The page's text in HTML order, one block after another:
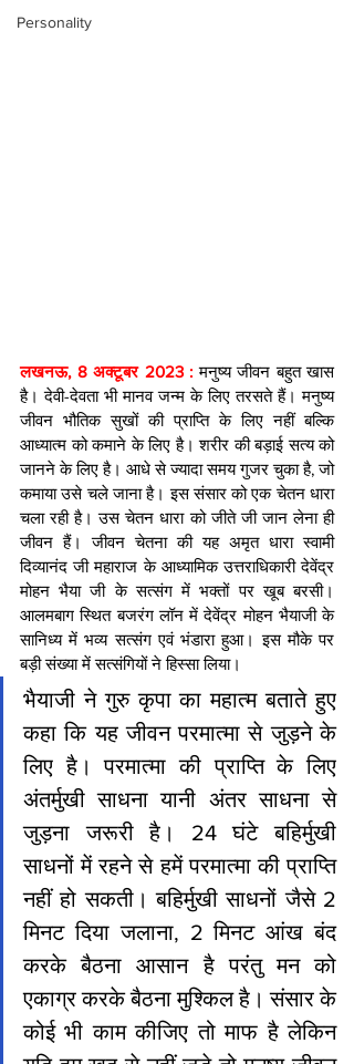
Personality
लखनऊ, 8 अक्टूबर 2023 : मनुष्य जीवन बहुत खास
है। देवी-देवता भी मानव जन्म के लिए तरसते हैं। मनुष्य
जीवन भौतिक सुखों की प्राप्ति के लिए नहीं बल्कि
आध्यात्म को कमाने के लिए है। शरीर की बड़ाई सत्य को
जानने के लिए है। आधे से ज्यादा समय गुजर चुका है, जो
कमाया उसे चले जाना है। इस संसार को एक चेतन धारा
चला रही है। उस चेतन धारा को जीते जी जान लेना ही
जीवन हैं। जीवन चेतना की यह अमृत धारा स्वामी
दिव्यानंद जी महाराज के आध्यामिक उत्तराधिकारी देवेंद्र
मोहन भैया जी के सत्संग में भक्तों पर खूब बरसी।
आलमबाग स्थित बजरंग लॉन में देवेंद्र मोहन भैयाजी के
सानिध्य में भव्य सत्संग एवं भंडारा हुआ। इस मौके पर
बड़ी संख्या में सत्संगियों ने हिस्सा लिया।
भैयाजी ने गुरु कृपा का महात्म बताते हुए
कहा कि यह जीवन परमात्मा से जुड़ने के
लिए है। परमात्मा की प्राप्ति के लिए
अंतर्मुखी साधना यानी अंतर साधना से
जुड़ना जरूरी है। 24 घंटे बहिर्मुखी
साधनों में रहने से हमें परमात्मा की प्राप्ति
नहीं हो सकती। बहिर्मुखी साधनों जैसे 2
मिनट दिया जलाना, 2 मिनट आंख बंद
करके बैठना आसान है परंतु मन को
एकाग्र करके बैठना मुश्किल है। संसार के
कोई भी काम कीजिए तो माफ है लेकिन